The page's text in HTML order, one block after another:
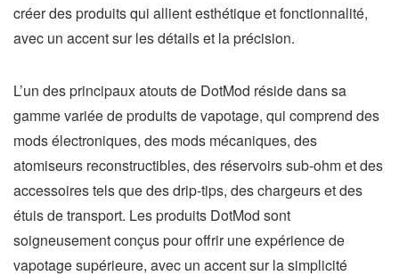
créer des produits qui allient esthétique et fonctionnalité,
avec un accent sur les détails et la précision.
L’un des principaux atouts de DotMod réside dans sa
gamme variée de produits de vapotage, qui comprend des
mods électroniques, des mods mécaniques, des
atomiseurs reconstructibles, des réservoirs sub-ohm et des
accessoires tels que des drip-tips, des chargeurs et des
étuis de transport. Les produits DotMod sont
soigneusement conçus pour offrir une expérience de
vapotage supérieure, avec un accent sur la simplicité